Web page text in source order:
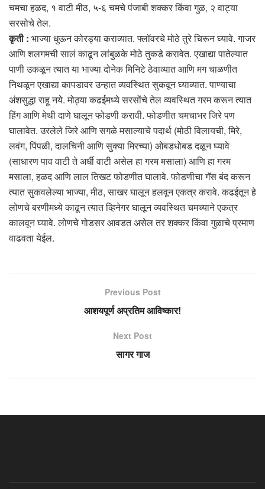
चमचा हळद, १ वाटी मीठ, ५-६ चमचे पंजाबी शक्कर किंवा गुळ, २ वाट्या
सरसोचे तेल.
कृती : भाज्या धुऊन कोरड्या कराव्यात. फ्लॉवरचे मोठे तुरे चिरून घ्यावे. गाजर
आणि शलगमची सालं काढून लांबुळके मोठे तुकडे करावेत. एखाद्या पातेल्यात
पाणी उकळून त्यात या भाज्या दोनेक मिनिटे ठेवाव्यात आणि मग चाळणीत
निथळून एखाद्या कापडावर उन्हात व्यवस्थित सुकवून घ्याव्यात. पाण्याचा
अंशसुद्धा राहू नये. मोठ्या कढईमध्ये सरसोंचे तेल व्यवस्थित गरम करून त्यात
हिंग आणि मेथी दाणे घालून फोडणी करावी. फोडणीत चमचाभर जिरे पण
घालावेत. उरलेले जिरे आणि सगळे मसाल्याचे पदार्थ (मोठी विलायची, मिरे,
लवंग, पिंपळी, दालचिनी आणि सुक्या मिरच्या) ओबडधोबड दळून घ्यावे
(साधारण पाव वाटी ते अर्धी वाटी असेल हा गरम मसाला) आणि हा गरम
मसाला, हळद आणि लाल तिखट फोडणीत घालावे. फोडणीचा गॅस बंद करून
त्यात सुकवलेल्या भाज्या, मीठ, साखर घालून हलवून एकत्र करावे. कढईतून हे
लोणचे बरणीमध्ये काढून त्यात व्हिनेगर घालून व्यवस्थित चमच्याने एकत्र
कालवून घ्यावे. लोणचे गोडसर आवडत असेल तर शक्कर किंवा गुळाचे प्रमाण
वाढवता येईल.
Previous Post
आशयपूर्ण अप्रतिम आविष्कार!
Next Post
सागर गाज